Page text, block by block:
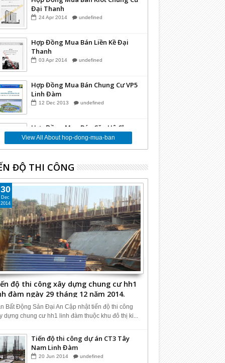
Đại Thanh
24 Apr 2014 undefined
Hợp Đồng Mua Bán Liền Kề Đại
Thanh
03 Apr 2014 undefined
Hợp Đồng Mua Bán Chung Cư VP5
Linh Đàm
12 Dec 2013 undefined
Hợp Đồng Mua Bán Căn Hộ Chung
Cư Kim Văn Kim Lũ CT12A
10 Dec 2013 undefined
Hợp Đồng Mua Bán Căn Hộ Chung
Cư Kim Văn Kim Lũ CT11
2013 undefined
View All About hop-dong-mua-ban
ĐỘ THI CÔNG
độ thi công xây dựng chung cư hh1
đàm ngày 29 tháng 12 năm 2014.
30
Dec
2014
Bất Động Sản Đại An Cập nhật tiến độ thi công
dựng chung cư hh1 linh đàm thuộc khu đô thị ki...
Tiến độ thi công dự án CT3 Tây
Nam Linh Đàm
20 Jun 2014 undefined